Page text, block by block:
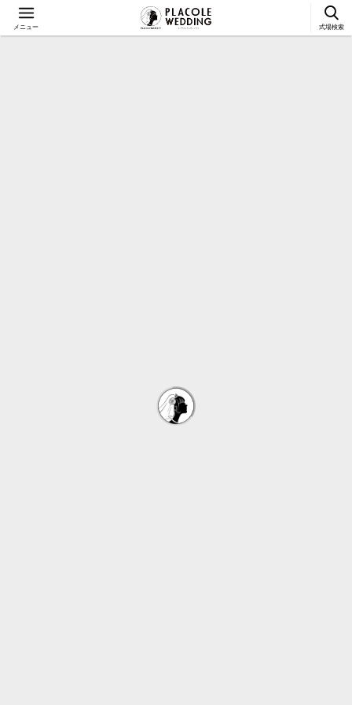
メニュー 式場検索